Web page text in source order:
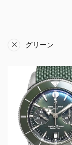
グリーン